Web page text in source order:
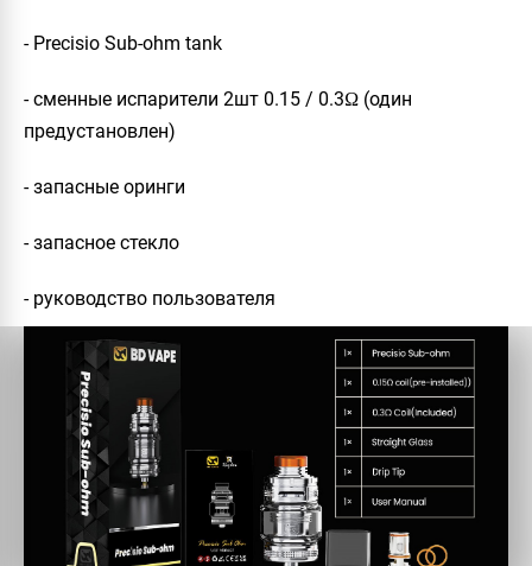
- Precisio Sub-ohm tank
- сменные испарители 2шт 0.15 / 0.3Ω (один
предустановлен)
- запасные оринги
- запасное стекло
- руководство пользователя